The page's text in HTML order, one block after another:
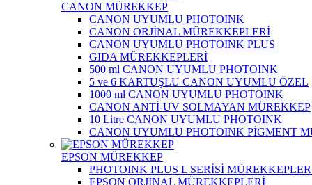
CANON MÜREKKEP
CANON UYUMLU PHOTOINK
CANON ORJİNAL MÜREKKEPLERİ
CANON UYUMLU PHOTOINK PLUS
GIDA MÜREKKEPLERİ
500 ml CANON UYUMLU PHOTOINK
5 ve 6 KARTUŞLU CANON UYUMLU ÖZEL
1000 ml CANON UYUMLU PHOTOINK
CANON ANTİ-UV SOLMAYAN MÜREKKEP
10 Litre CANON UYUMLU PHOTOINK
CANON UYUMLU PHOTOINK PİGMENT
EPSON MÜREKKEP
PHOTOINK PLUS L SERİSİ
EPSON ORJİNAL MÜREKKEPLERİ